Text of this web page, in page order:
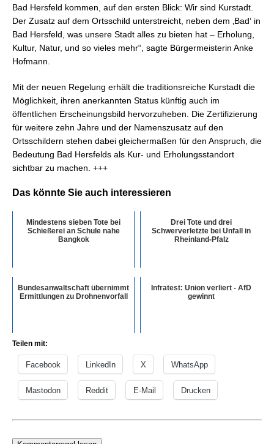
Bad Hersfeld kommen, auf den ersten Blick: Wir sind Kurstadt.
Der Zusatz auf dem Ortsschild unterstreicht, neben dem ‚Bad‘ in
Bad Hersfeld, was unsere Stadt alles zu bieten hat – Erholung,
Kultur, Natur, und so vieles mehr“, sagte Bürgermeisterin Anke
Hofmann.
Mit der neuen Regelung erhält die traditionsreiche Kurstadt die
Möglichkeit, ihren anerkannten Status künftig auch im
öffentlichen Erscheinungsbild hervorzuheben. Die Zertifizierung
für weitere zehn Jahre und der Namenszusatz auf den
Ortsschildern stehen dabei gleichermaßen für den Anspruch, die
Bedeutung Bad Hersfelds als Kur- und Erholungsstandort
sichtbar zu machen. +++
Das könnte Sie auch interessieren
Mindestens sieben Tote bei
Schießerei an Schule nahe
Bangkok
Drei Tote und drei
Schwerverletzte bei Unfall in
Rheinland-Pfalz
Bundesanwaltschaft übernimmt
Ermittlungen zu Drohnenvorfall
Infratest: Union verliert - AfD
gewinnt
Teilen mit:
Facebook LinkedIn X WhatsApp
Mastodon Reddit E-Mail Drucken